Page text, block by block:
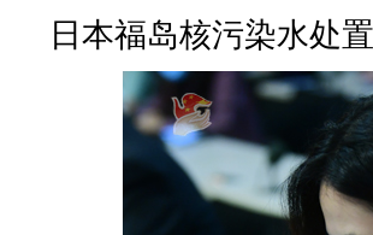
日本福岛核污染水处置